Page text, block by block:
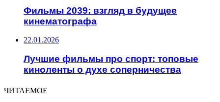
Фильмы 2039: взгляд в будущее
кинематографа
22.01.2026
Лучшие фильмы про спорт: топовые
киноленты о духе соперничества
ЧИТАЕМОЕ